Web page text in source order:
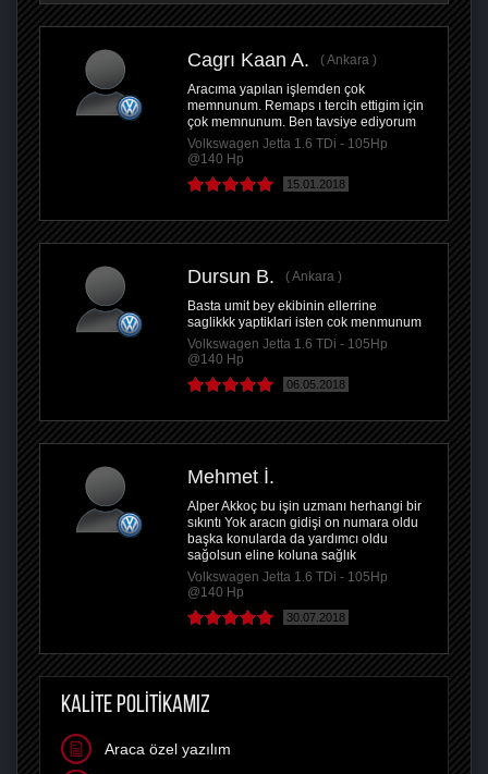
Cagrı Kaan A.
Ankara
Aracıma yapılan işlemden çok
memnunum. Remaps ı tercih ettigim için
çok memnunum. Ben tavsiye ediyorum
Volkswagen Jetta 1.6 TDi - 105Hp
@140 Hp
15.01.2018
Dursun B.
Ankara
Basta umit bey ekibinin ellerrine
saglikkk yaptiklari isten cok menmunum
Volkswagen Jetta 1.6 TDi - 105Hp
@140 Hp
06.05.2018
Mehmet İ.
Alper Akkoç bu işin uzmanı herhangi bir
sıkıntı Yok aracın gidişi on numara oldu
başka konularda da yardımcı oldu
sağolsun eline koluna sağlık
Volkswagen Jetta 1.6 TDi - 105Hp
@140 Hp
30.07.2018
KALİTE POLİTİKAMIZ
Araca özel yazılım